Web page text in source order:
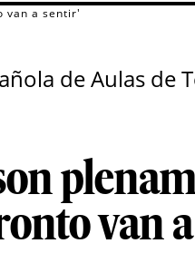
van a sentir'
de Aulas de
van